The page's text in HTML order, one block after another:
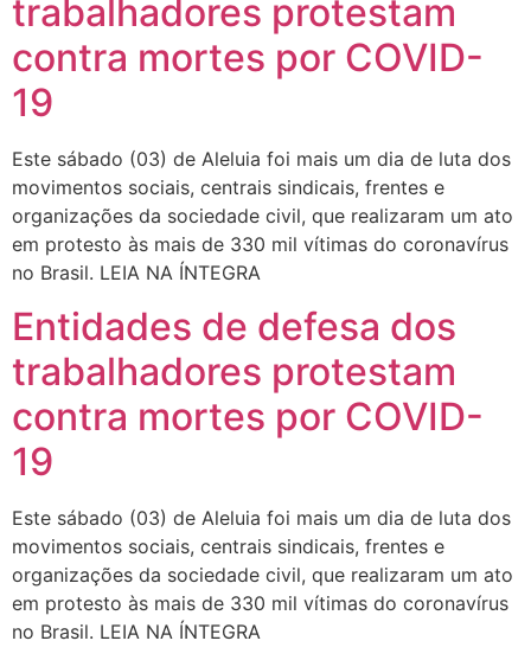
trabalhadores protestam
contra mortes por COVID-
19
Este sábado (03) de Aleluia foi mais um dia de luta dos
movimentos sociais, centrais sindicais, frentes e
organizações da sociedade civil, que realizaram um ato
em protesto às mais de 330 mil vítimas do coronavírus
no Brasil. LEIA NA ÍNTEGRA
Entidades de defesa dos
trabalhadores protestam
contra mortes por COVID-
19
Este sábado (03) de Aleluia foi mais um dia de luta dos
movimentos sociais, centrais sindicais, frentes e
organizações da sociedade civil, que realizaram um ato
em protesto às mais de 330 mil vítimas do coronavírus
no Brasil. LEIA NA ÍNTEGRA